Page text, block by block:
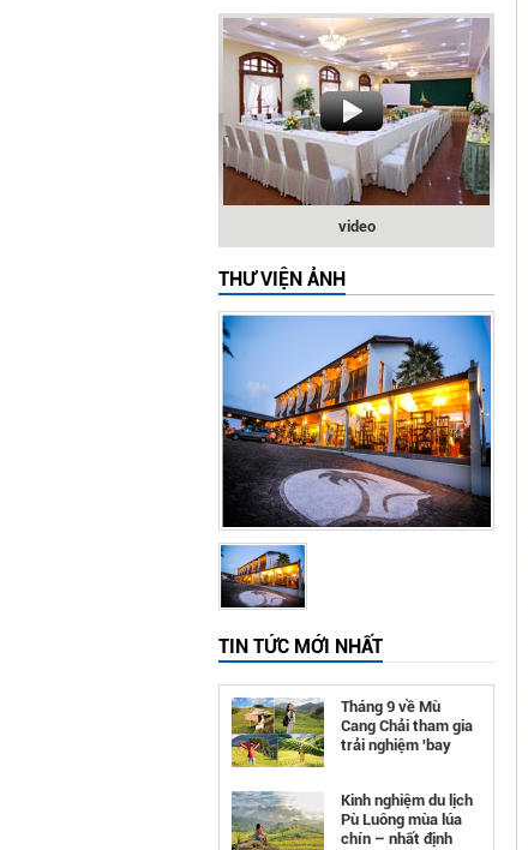
video
THƯ VIỆN ẢNH
TIN TỨC MỚI NHẤT
Tháng 9 về Mù
Cang Chải tham gia
trải nghiệm 'bay
Kinh nghiệm du lịch
Pù Luông mùa lúa
chín – nhất định